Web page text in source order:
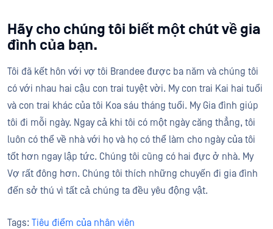
Hãy cho chúng tôi biết một chút về gia
đình của bạn.
Tôi đã kết hôn với vợ tôi Brandee được ba năm và chúng tôi
có với nhau hai cậu con trai tuyệt vời. My con trai Kai hai tuổi
và con trai khác của tôi Koa sáu tháng tuổi. My Gia đình giúp
tôi đi mỗi ngày. Ngay cả khi tôi có một ngày căng thẳng, tôi
luôn có thể về nhà với họ và họ có thể làm cho ngày của tôi
tốt hơn ngay lập tức. Chúng tôi cũng có hai đực ở nhà. My
Vợ rất đông hơn. Chúng tôi thích những chuyến đi gia đình
đến sở thú vì tất cả chúng ta đều yêu động vật.
Tags: Tiêu điểm của nhân viên